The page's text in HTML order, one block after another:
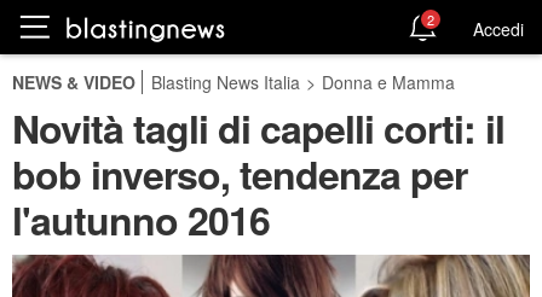
2 Accedi
NEWS & VIDEO Blasting News Italia > Donna e Mamma
Novità tagli di capelli corti: il
bob inverso, tendenza per
l'autunno 2016